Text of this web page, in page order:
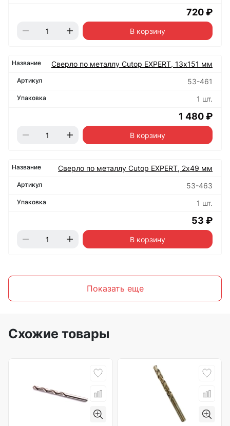
720 ₽
В корзину
Сверло по металлу Cutop EXPERT, 13х151 мм
53-461
1 шт.
1 480 ₽
В корзину
Сверло по металлу Cutop EXPERT, 2х49 мм
53-463
1 шт.
53 ₽
В корзину
Показать еще
Схожие товары